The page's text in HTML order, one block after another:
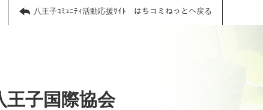
八王子ｺﾐｭﾆﾃｨ活動応援ｻｲﾄ はちコミねっとへ戻る
王子国際協会